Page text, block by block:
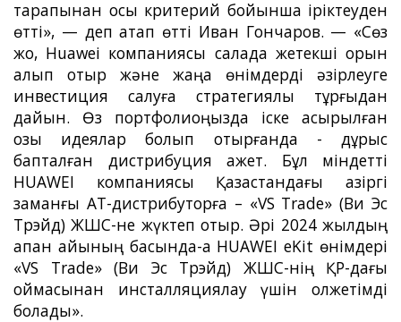
тарапынан осы критерий бойынша іріктеуден
өтті», — деп атап өтті Иван Гончаров. — «Сөз
жоқ, Huawei компаниясы салада жетекші орын
алып отыр және жаңа өнімдерді әзірлеуге
инвестиция салуға стратегиялық тұрғыдан
дайын. Өз портфолиоңызда іске асырылған
озық идеялар болып отырғанда - дұрыс
бапталған дистрибуция қажет. Бұл міндетті
HUAWEI компаниясы Қазақстандағы қазіргі
заманғы АТ-дистрибуторға – «VS Trade» (Ви Эс
Трэйд) ЖШС-не жүктеп отыр. Әрі 2024 жылдың
ақпан айының басында-ақ HUAWEI eKit өнімдері
«VS Trade» (Ви Эс Трэйд) ЖШС-нің ҚР-дағы
қоймасынан инсталляциялау үшін қолжетімді
болады».